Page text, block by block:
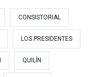
CONSISTORIAL
LOS PRESIDENTES
QUILÍN